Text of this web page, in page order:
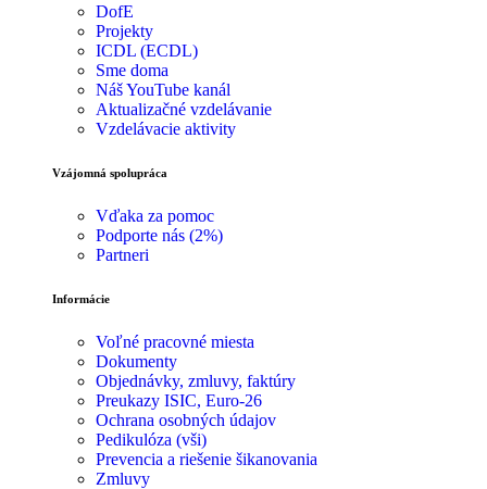
DofE
Projekty
ICDL (ECDL)
Sme doma
Náš YouTube kanál
Aktualizačné vzdelávanie
Vzdelávacie aktivity
Vzájomná spolupráca
Vďaka za pomoc
Podporte nás (2%)
Partneri
Informácie
Voľné pracovné miesta
Dokumenty
Objednávky, zmluvy, faktúry
Preukazy ISIC, Euro-26
Ochrana osobných údajov
Pedikulóza (vši)
Prevencia a riešenie šikanovania
Zmluvy